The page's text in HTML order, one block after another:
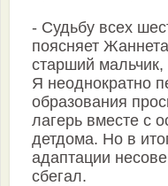
- Судьбу всех
поясняет
старший
Я неоднократно
образования
лагерь вместе с
детдома. Но в
адаптации
сбегал.